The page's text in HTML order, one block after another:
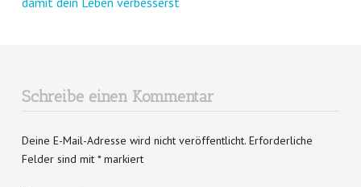
Schreibe einen Kommentar
Deine E-Mail-Adresse wird nicht veröffentlicht. Erforderliche
Felder sind mit *markiert